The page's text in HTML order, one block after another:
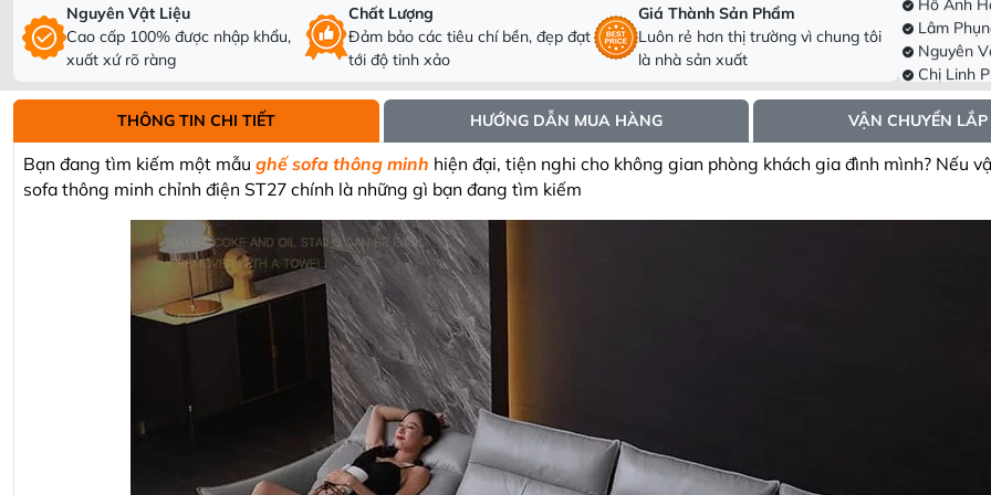
Nguyên Vật Liệu
Cao cấp 100% được nhập khẩu,
xuất xứ rõ ràng
Chất Lượng
Đảm bảo các tiêu chí bền, đẹp đạt
tới độ tinh xảo
Giá Thành Sản Phẩm
Luôn rẻ hơn thị trường vì chung tôi
là nhà sản xuất
, tân phú,
Nguyên
Hưng, tx
Chị Linh
Đông
Trần
Ninh
Anh Hoài
hcmPhạm Thị
Thành, ấp
Dương
Đông, Hà
Chị Hà
Ấp Bình
Thành, ấp
THÔNG TIN CHI TIẾT HƯỚNG DẪN MUA HÀNG VẬN CHUYỂN
Bạn đang tìm kiếm một mẫu ghế sofa thông minh hiện đại, tiện nghi cho không gian phòng khách gia đình mình? Nếu
sofa thông minh chỉnh điện ST27 chính là những gì bạn đang tìm kiếm